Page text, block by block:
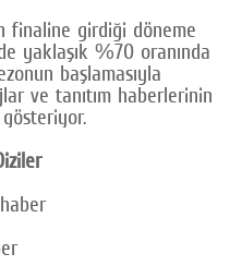
finaline girdiği döneme
yaklaşık %70 oranında
başlamasıyla
ve tanıtım haberlerinin
gösteriyor.